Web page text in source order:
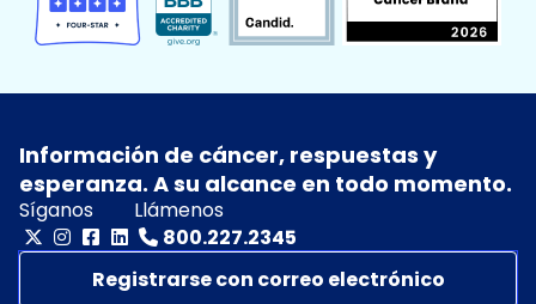
Información de cáncer, respuestas y
esperanza. A su alcance en todo momento.
Síganos
Llámenos
800.227.2345
Registrarse con correo electrónico